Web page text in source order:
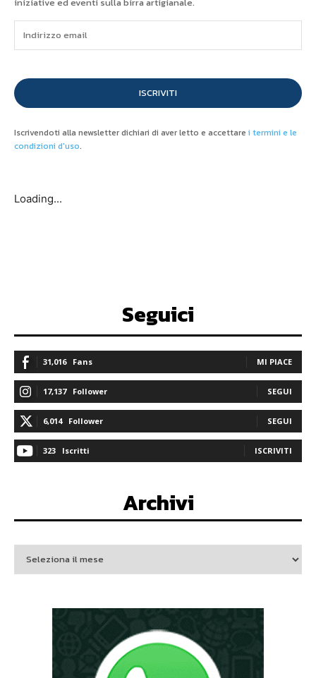
ISCRIVITI
Iscrivendoti alla newsletter dichiari di aver letto e accettare i termini e le
condizioni d'uso.
Loading...
Seguici
31,016 Fans MI PIACE
17,137 Follower SEGUI
6,014 Follower SEGUI
323 Iscritti ISCRIVITI
Archivi